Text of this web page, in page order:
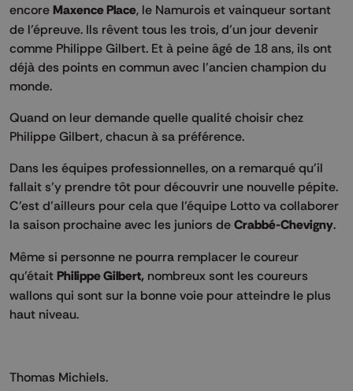
encore Maxence Place, le Namurois et vainqueur sortant
de l’épreuve. Ils rêvent tous les trois, d’un jour devenir
comme Philippe Gilbert. Et à peine âgé de 18 ans, ils ont
déjà des points en commun avec l’ancien champion du
monde.
Quand on leur demande quelle qualité choisir chez
Philippe Gilbert, chacun à sa préférence.
Dans les équipes professionnelles, on a remarqué qu’il
fallait s’y prendre tôt pour découvrir une nouvelle pépite.
C’est d’ailleurs pour cela que l’équipe Lotto va collaborer
la saison prochaine avec les juniors de Crabbé-Chevigny.
Même si personne ne pourra remplacer le coureur
qu’était Philippe Gilbert, nombreux sont les coureurs
wallons qui sont sur la bonne voie pour atteindre le plus
haut niveau.
Thomas Michiels.